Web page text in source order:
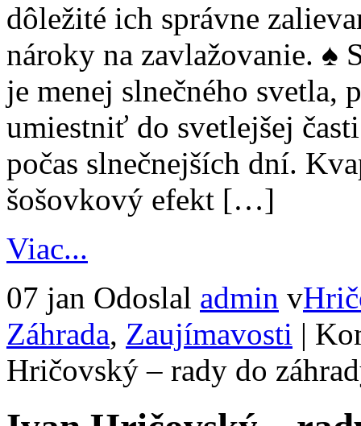
dôležité ich správne
nároky na zavlažovanie. ♠
je menej slnečného svetla,
umiestniť do svetlejšej
počas slnečnejších dní.
šošovkový efekt […]
Viac...
07 jan Odoslal admin v
Záhrada, Zaujímavosti |
Hričovský – rady do